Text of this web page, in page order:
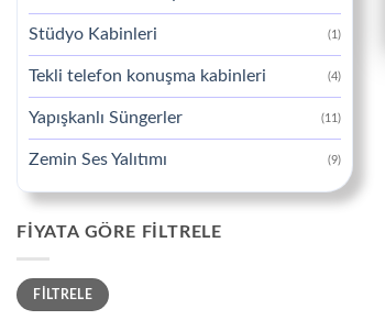
Stüdyo Kabinleri (1)
Tekli telefon konuşma kabinleri (4)
Yapışkanlı Süngerler (11)
Zemin Ses Yalıtımı (9)
FIYATA GÖRE FILTRELE
En
düşük
fiyat
En
yüksek
fiyat
FILTRELE